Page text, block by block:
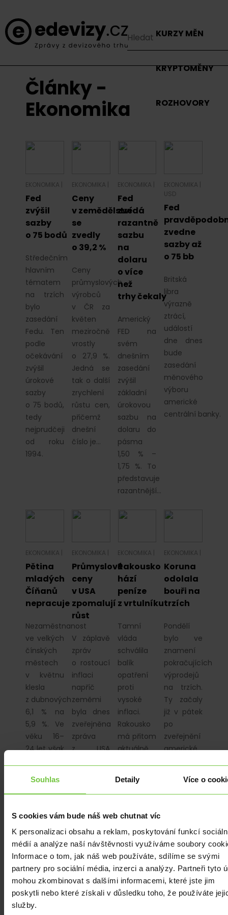
Souhlas Detaily Více o
S cookies vám bude náš web chutnat víc
K personalizaci obsahu a reklam, poskytování funkcí
médií a analýze naší návštěvnosti využíváme soubory
Informace o tom, jak náš web používáte, sdílíme se svými
partnery pro sociální média, inzerci a analýzy. Partneři tyto
mohou zkombinovat s dalšími informacemi, které jste jim
poskytli nebo které získali v důsledku toho, že používáte
služby.
KURZY MĚN
KRYPTOMĚNY
ROZHOVORY
Články -
Ekonomika
EKONOMIKA
Fed
zvýšil
sazby
o 75 bodů
Středečním
hlavním
tématem
na trzích
bylo
zasedání
Fedu. Ten
podle
očekávání
zvýšil
úrokové
sazby
o 75 bodů,
tedy
nejprudčeji
od roku
1994.
EKONOMIKA
Ceny
v zemědělství
se
zvedly
o 39,2 %
Ceny
průmyslových
výrobců
v ČR za
květen
meziročně
vrostly
o 27,9 %.
Jedná se
tak o další
zrychlení
růstu cen,
přičemž
dnešní
číslo je…
EKONOMIKA
Fed
zvedá
razantně
sazbu
na
dolaru
o více
než
trhy čekaly
Americký
FED na
svém
dnešním
zasedání
zvýšil
základní
úrokovou
sazbu na
dolaru do
pásma
1,50 % –
1,75 %. To
představuje
razantnější…
EKONOMIKA
USD
Fed
zvedne
sazby až
o 75 bb
Britská
libra
výrazně
ztrácí,
událostí
dne dnes
bude
zasedání
měnového
výboru
americké
centrální banky.
EKONOMIKA
Pětina
mladých
Číňanů
nepracuje
Nezaměstnanost
ve velkých
čínských
městech
v květnu
klesla
z dubnových
6,1 % na
5,9 %. Ve
věku 16–
24 let však
stoupl…
EKONOMIKA
Průmyslové
ceny
v USA
zpomalují
růst
V záplavě
zpráv
o rostoucí
inflaci
napříč
zeměmi
byla dnes
zveřejněna
zpráva
z USA
druhý
EKONOMIKA
Rakousko
hází
peníze
z vrtulníku
Tamní
vláda
schválila
balík
opatření
proti
vysoké
inflaci.
Rakousko
má přitom
aktuálně
inflaci
oproti
EKONOMIKA
Koruna
odolala
bouři na
trzích
Pondělí
bylo ve
znamení
pokračujících
výprodejů
na trzích.
Ty začaly
již v pátek
po
zveřejnění
americké
EKONOMIKA|
Větší
zodpovědnost
EKONOMIKA|
Dolar
EKONOMIKA|
Problematika
EKONOMIKA|
ECB